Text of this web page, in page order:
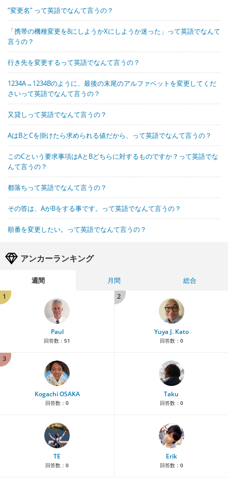
“変更名” って英語でなんて言うの？
「携帯の機種変更を8にしようかXにしようか迷った」って英語でなんて
言うの？
行き先を変更するって英語でなんて言うの？
1234A→1234Bのように、最後の末尾のアルファベットを変更してくだ
さいって英語でなんて言うの？
又貸しって英語でなんて言うの？
AはBとCを掛けたら求められる値だから、って英語でなんて言うの？
このCという要求事項はAとBどちらに対するものですか？って英語でな
んて言うの？
都落ちって英語でなんて言うの？
その答は、AがBをする事です。って英語でなんて言うの？
順番を変更したい。って英語でなんて言うの？
アンカーランキング
週間 月間
総合
1
Paul
回答数： 51
2
Yuya J. Kato
回答数： 0
3
Kogachi OSAKA
回答数： 0
Taku
回答数： 0
TE
回答数： 0
Erik
回答数： 0